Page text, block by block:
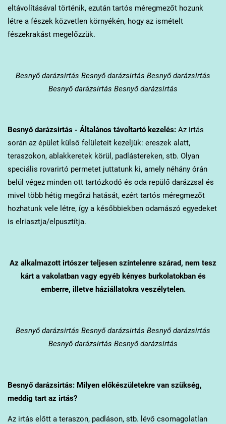
eltávolításával történik, ezután tartós méregmezőt hozunk
létre a fészek közvetlen környékén, hogy az ismételt
fészekrakást megelőzzük.
Besnyődarázsirtás Besnyő darázsirtás Besnyő darázsirtás
Besnyő darázsirtás Besnyő darázsirtás
Besnyődarázsirtás - Általános távoltartó kezelés:Az irtás
során az épület külső felületeit kezeljük: ereszek alatt,
teraszokon, ablakkeretek körül, padlástereken, stb. Olyan
speciális rovarirtó permetet juttatunk ki, amely néhány órán
belül végez minden ott tartózkodó és oda repülő darázzsal és
mivel több hétig megőrzi hatását, ezért tartós méregmezőt
hozhatunk vele létre, így a későbbiekben odamászó egyedeket
is elriasztja/elpusztítja.
Az alkalmazott irtószer teljesen színtelenre szárad, nem tesz
kárt a vakolatban vagy egyéb kényes burkolatokban és
emberre, illetve háziállatokra veszélytelen.
Besnyődarázsirtás Besnyő darázsirtás Besnyő darázsirtás
Besnyő darázsirtás Besnyő darázsirtás
Besnyődarázsirtás: Milyen előkészületekre van szükség,
meddig tart az irtás?
Az irtás előtt a teraszon, padláson, stb. lévő csomagolatlan